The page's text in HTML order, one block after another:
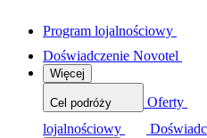
Program lojalnościowy
Doświadczenie Novotel
Więcej
Cel podróży Oferty
lojalnościowy